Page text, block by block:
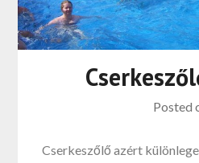
Posted
Cserkeszőlő azért